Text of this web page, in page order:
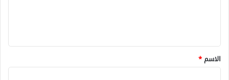
*
الاسم*